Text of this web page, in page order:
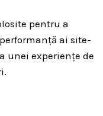
pentru a
ai site-
unei experiențe de